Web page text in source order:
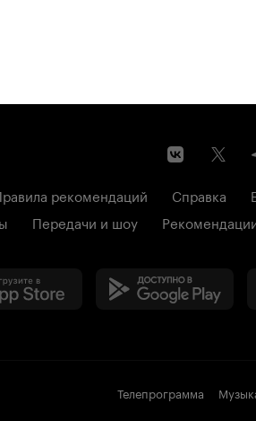
рекомендаций Справка
Передачи и шоу
Телепрограмма